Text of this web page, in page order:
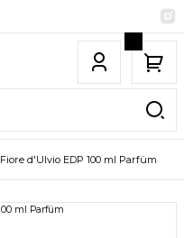
Fiore d'Ulvio EDP 100 ml Parfüm